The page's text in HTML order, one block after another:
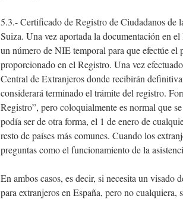
5.3.- Certificado de Registro de Ciudadanos
Suiza. Una vez aportada la documentación en
un número de NIE temporal para que efectúe
proporcionado en el Registro. Una vez
Central de Extranjeros donde recibirán
considerará terminado el trámite del registro.
Registro”, pero coloquialmente es normal que
podía ser de otra forma, el 1 de enero de
resto de países más comunes. Cuando los
preguntas como el funcionamiento de la
En ambos casos, es decir, si necesita un
para extranjeros en España, pero no cualquiera,